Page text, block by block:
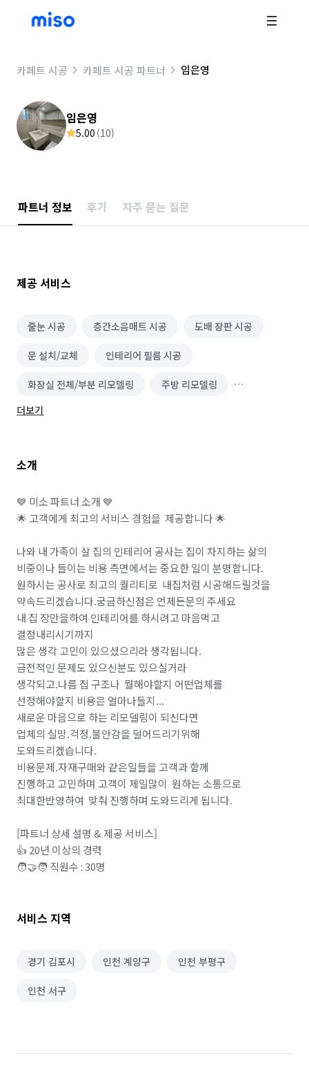
카페트 시공 카페트 시공 파트너 임은영
임은영
5.00 (10)
파트너 정보 후기 자주 묻는 질문
제공 서비스
줄눈 시공 층간소음매트 시공 도배 장판 시공
문 설치/교체 인테리어 필름 시공
화장실 전체/부분 리모델링 주방 리모델링
유리 제작/시공
바닥재 시공(장판 외)
마루 보수 마루 시공
카페트 시공 상업공간 인테리어 샷시 설치/수리
단열필름 시공 가구/목공예 제작 붙박이장 시공
중문 시공 집 인테리어 주방 후드 교체/설치
더보기
소개
💙 미소 파트너 소개 💙
🌟 고객에게 최고의 서비스 경험을  제공합니다 🌟
나와 내 가족이 살 집의 인테리어 공사는 집이 차지하는 삶의
비중이나 들이는 비용 측면에서는 중요한 일이 분명합니다.
원하시는 공사로 최고의 퀄리티로  내집처럼 시공해드릴것을
약속드리겠습니다.궁금하신점은 언제든문의 주세요
내 집 장만을하여 인테리어를 하시려고 마음먹고
결정내리시기까지
많은 생각 고민이 있으셨으리라 생각됩니다.
금전적인 문제도 있으신분도 있으실거라
생각되고.나름 집 구조나  뭘해야할지 어떤업체를
선정해야할지 비용은 얼마나들지...
새로운 마음으로 하는 리모델링이 되신다면
업체의 실망.걱정.불안감을 덜어드리기위해
도와드리겠습니다.
비용문제.자재구매와 같은일들을 고객과 함께
진행하고 고민하며 고객이 제일많이  원하는 소통으로
최대한반영하여  맞춰 진행하며 도와드리게 됩니다.
[파트너 상세 설명 & 제공 서비스]
👍 20년 이상의 경력
서비스 지역
경기 김포시 인천 계양구 인천 부평구
인천 서구